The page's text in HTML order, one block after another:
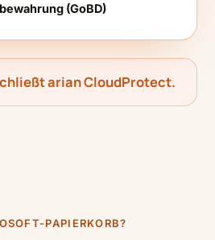
(GoBD)
arian CloudProtect.
PAPIERKORB?